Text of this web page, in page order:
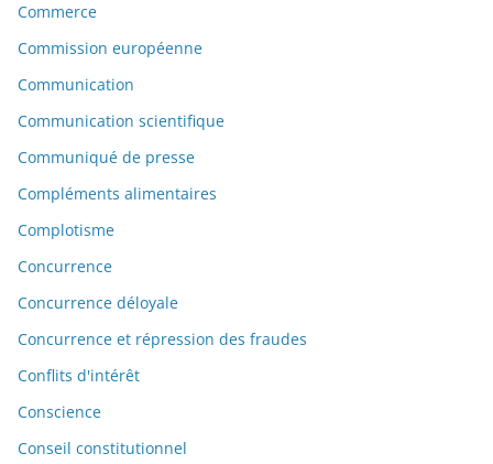
Commerce
Commission européenne
Communication
Communication scientifique
Communiqué de presse
Compléments alimentaires
Complotisme
Concurrence
Concurrence déloyale
Concurrence et répression des fraudes
Conflits d'intérêt
Conscience
Conseil constitutionnel